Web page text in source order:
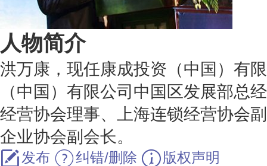
人物简介
洪万康，现任康成投资（中国）有
（中国）有限公司中国区发展部总
经营协会理事、上海连锁经营协会
企业协会副会长。
发布 纠错/删除 版权声明